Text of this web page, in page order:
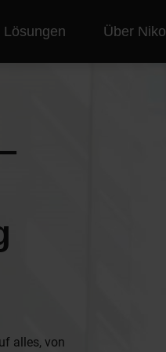
Lösungen Über Niko
alles, von